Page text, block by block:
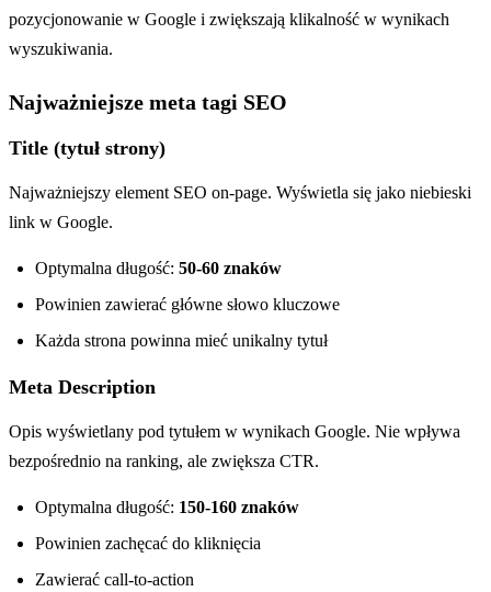
pozycjonowanie w Google i zwiększają klikalność w wynikach
wyszukiwania.
Najważniejsze meta tagi SEO
Title (tytuł strony)
Najważniejszy element SEO on-page. Wyświetla się jako niebieski
link w Google.
Optymalna długość: 50-60 znaków
Powinien zawierać główne słowo kluczowe
Każda strona powinna mieć unikalny tytuł
Meta Description
Opis wyświetlany pod tytułem w wynikach Google. Nie wpływa
bezpośrednio na ranking, ale zwiększa CTR.
Optymalna długość: 150-160 znaków
Powinien zachęcać do kliknięcia
Zawierać call-to-action